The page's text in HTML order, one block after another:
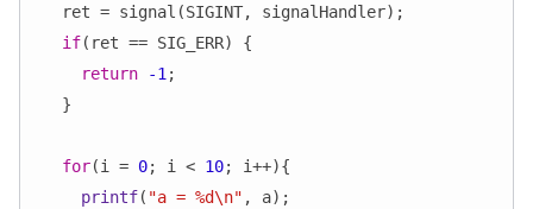
if(ret == SIG_ERR) {
return
-1 ;
for(i = 0; i < 10; i++){
printf( "a = %d\n" , a);